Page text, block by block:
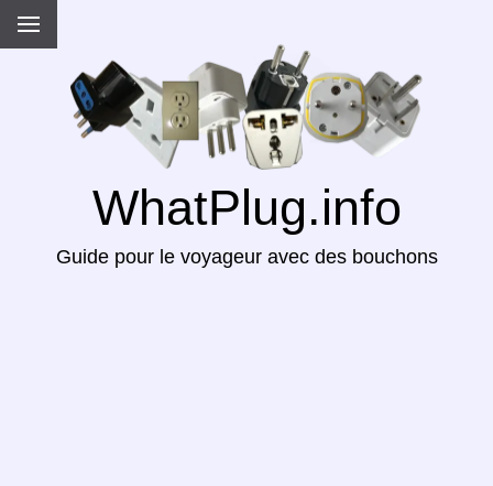
WhatPlug.info
Guide pour le voyageur avec des bouchons